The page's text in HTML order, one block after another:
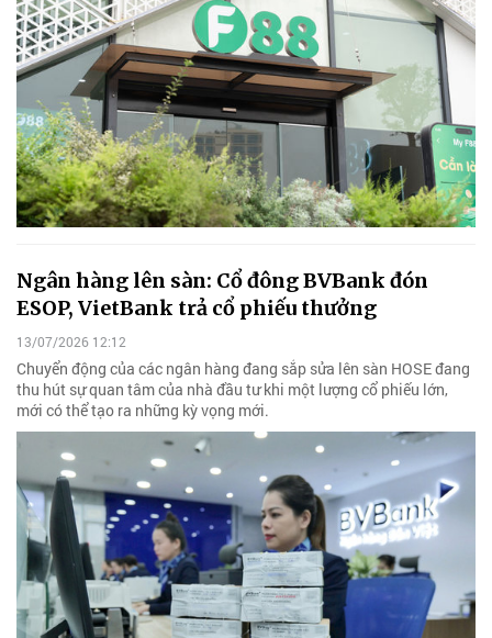
Ngân hàng lên sàn: Cổ đông BVBank đón
ESOP, VietBank trả cổ phiếu thưởng
13/07/2026 12:12
Chuyển động của các ngân hàng đang sắp sửa lên sàn HOSE đang
thu hút sự quan tâm của nhà đầu tư khi một lượng cổ phiếu lớn,
mới có thể tạo ra những kỳ vọng mới.